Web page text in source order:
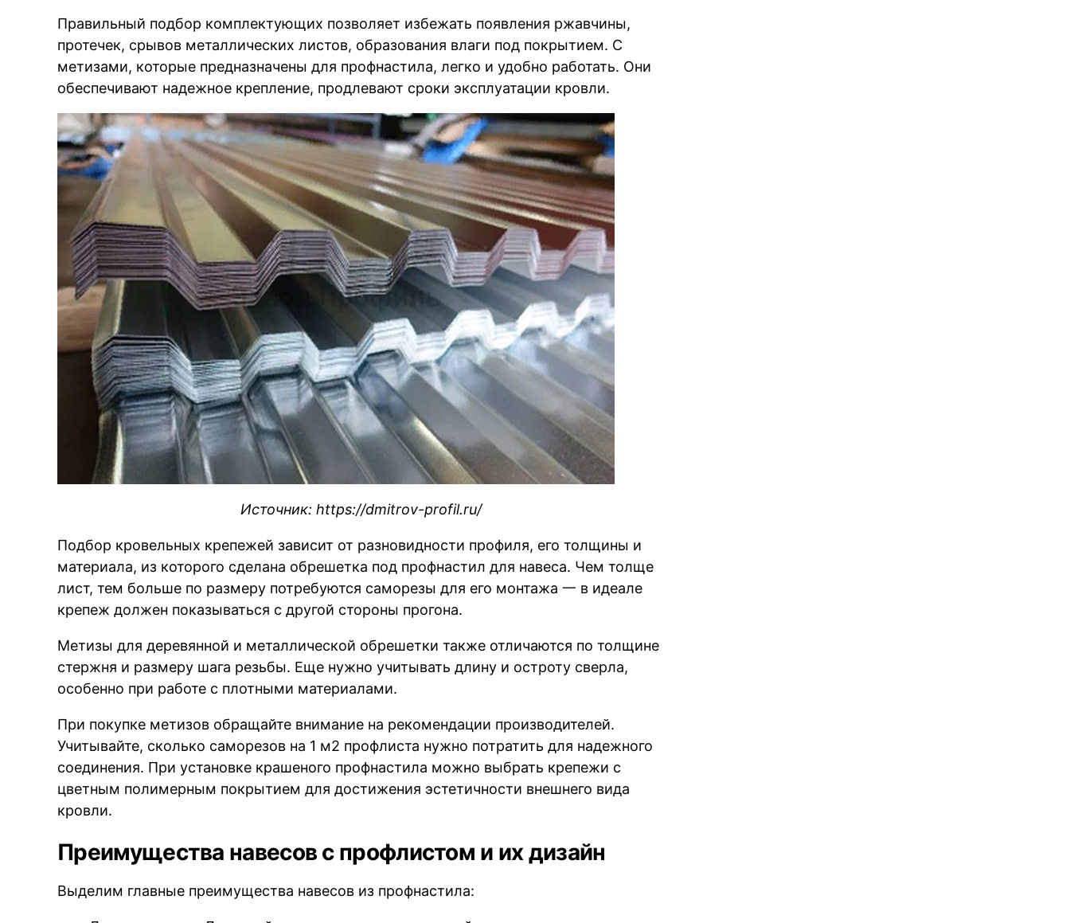
Правильный подбор комплектующих позволяет избежать появления ржавчины,
протечек, срывов металлических листов, образования влаги под покрытием. С
метизами, которые предназначены для профнастила, легко и удобно работать. Они
обеспечивают надежное крепление, продлевают сроки эксплуатации кровли.
Источник: https://dmitrov-profil.ru/
Подбор кровельных крепежей зависит от разновидности профиля, его толщины и
материала, из которого сделана обрешетка под профнастил для навеса. Чем толще
лист, тем больше по размеру потребуются саморезы для его монтажа 一 в идеале
крепеж должен показываться с другой стороны прогона.
Метизы для деревянной и металлической обрешетки также отличаются по толщине
стержня и размеру шага резьбы. Еще нужно учитывать длину и остроту сверла,
особенно при работе с плотными материалами.
При покупке метизов обращайте внимание на рекомендации производителей.
Учитывайте, сколько саморезов на 1 м2 профлиста нужно потратить для надежного
соединения. При установке крашеного профнастила можно выбрать крепежи с
цветным полимерным покрытием для достижения эстетичности внешнего вида
кровли.
Преимущества навесов с профлистом и их дизайн
Выделим главные преимущества навесов из профнастила: